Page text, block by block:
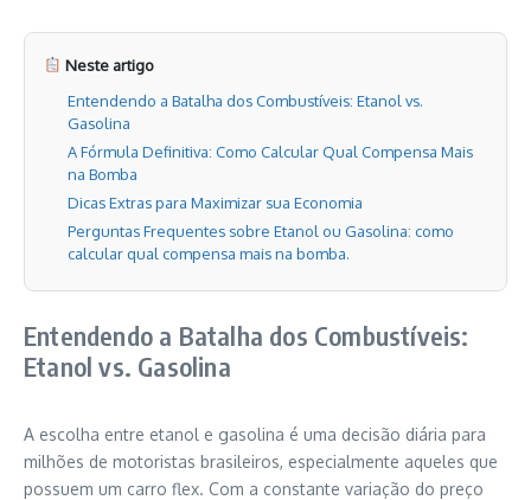
Neste artigo
Entendendo a Batalha dos Combustíveis: Etanol vs.
Gasolina
A Fórmula Definitiva: Como Calcular Qual Compensa Mais
na Bomba
Dicas Extras para Maximizar sua Economia
Perguntas Frequentes sobre Etanol ou Gasolina: como
calcular qual compensa mais na bomba.
Entendendo a Batalha dos Combustíveis:
Etanol vs. Gasolina
A escolha entre etanol e gasolina é uma decisão diária para
milhões de motoristas brasileiros, especialmente aqueles que
possuem um carro flex. Com a constante variação do preço